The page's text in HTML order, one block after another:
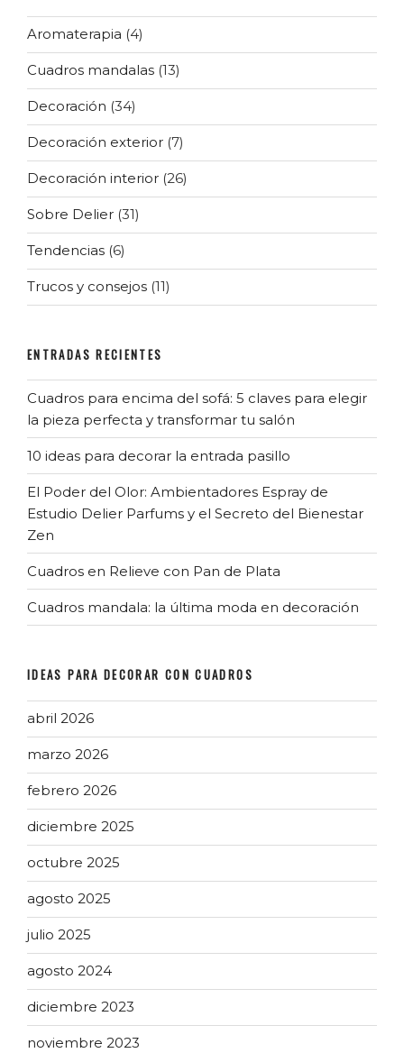
Aromaterapia (4)
Cuadros mandalas (13)
Decoración (34)
Decoración exterior (7)
Decoración interior (26)
Sobre Delier (31)
Tendencias (6)
Trucos y consejos (11)
ENTRADAS RECIENTES
Cuadros para encima del sofá: 5 claves para elegir
la pieza perfecta y transformar tu salón
10 ideas para decorar la entrada pasillo
El Poder del Olor: Ambientadores Espray de
Estudio Delier Parfums y el Secreto del Bienestar
Zen
Cuadros en Relieve con Pan de Plata
Cuadros mandala: la última moda en decoración
IDEAS PARA DECORAR CON CUADROS
abril 2026
marzo 2026
febrero 2026
diciembre 2025
octubre 2025
agosto 2025
julio 2025
agosto 2024
diciembre 2023
noviembre 2023